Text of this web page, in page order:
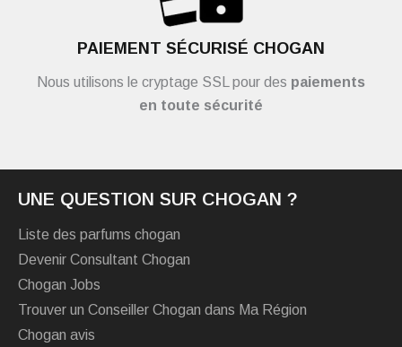
PAIEMENT SÉCURISÉ CHOGAN
Nous utilisons le cryptage SSL pour des paiements
en toute sécurité
UNE QUESTION SUR CHOGAN ?
Liste des parfums chogan
Devenir Consultant Chogan
Chogan Jobs
Trouver un Conseiller Chogan dans Ma Région
Chogan avis